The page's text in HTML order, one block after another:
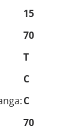
15
70
T
C
C
70